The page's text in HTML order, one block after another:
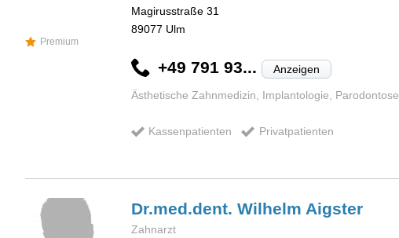
Premium
Magirusstraße 31
89077 Ulm
+49 791 93... Anzeigen
Ästhetische Zahnmedizin, Implantologie, Parodontose
Kassenpatienten Privatpatienten
Dr.med.dent. Wilhelm Aigster
Zahnarzt